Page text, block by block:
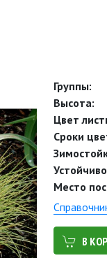
Группы:
Высота:
Цвет
Cроки
Место
В